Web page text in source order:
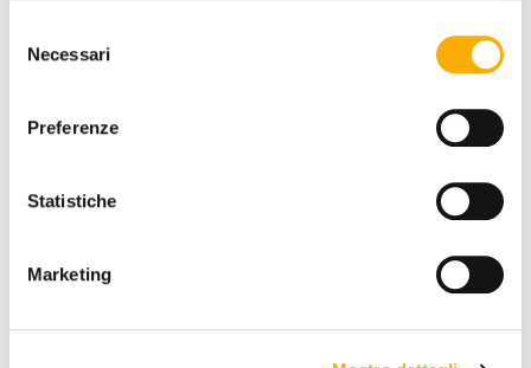
delNecessari
Preferenze
Statistiche
Marketing
YOU MAY ALSO LIKE